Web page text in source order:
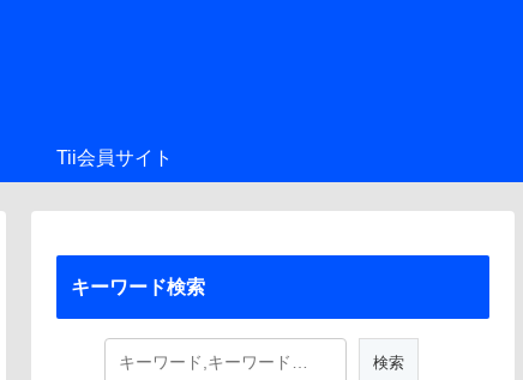
Tii会員サイト
キーワード検索